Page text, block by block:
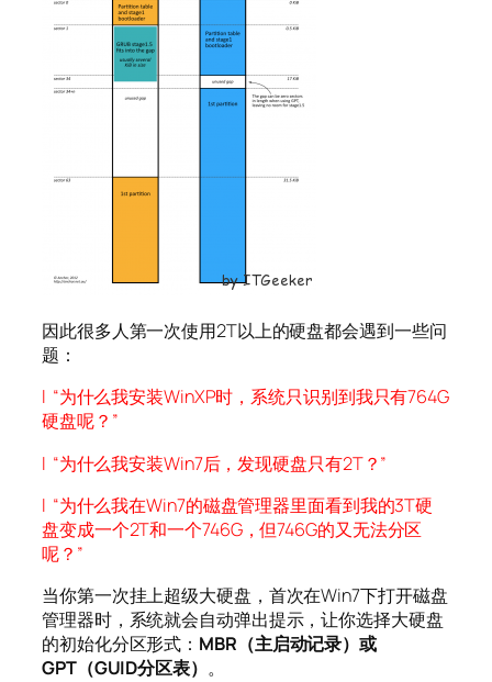
因此很多人第一次使用2T以上的硬盘都会遇到一些问
题：
l “为什么我安装WinXP时，系统只识别到我只有764G
硬盘呢？”
l “为什么我安装Win7后，发现硬盘只有2T？”
l “为什么我在Win7的磁盘管理器里面看到我的3T硬
盘变成一个2T和一个746G，但746G的又无法分区
呢？”
当你第一次挂上超级大硬盘，首次在Win7下打开磁盘
管理器时，系统就会自动弹出提示，让你选择大硬盘
的初始化分区形式： MBR （主启动记录）或
GPT（GUID分区表） 。